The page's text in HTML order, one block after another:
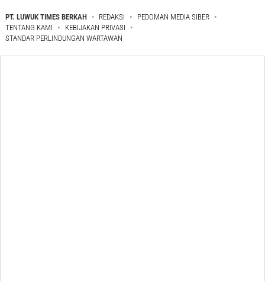
PT. LUWUK TIMES BERKAH REDAKSI
PEDOMAN MEDIA SIBER
TENTANG KAMI
KEBIJAKAN PRIVASI
STANDAR PERLINDUNGAN WARTAWAN